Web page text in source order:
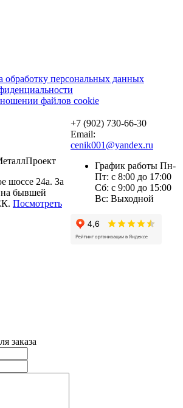
обработку персональных данных
файлов cookie
шоссе 24а. За
на бывшей
Посмотреть
+7 (902) 730-66-30
Email:
cenik001@yandex.ru
График работы Пн-
Пт: с 8:00 до 17:00
Сб: с 9:00 до 15:00
Вс: Выходной
заказа